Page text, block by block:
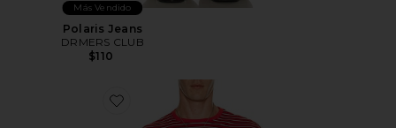
Más Vendido
Polaris Jeans
DRMERS CLUB
$110
Favorite CAMISETA NA